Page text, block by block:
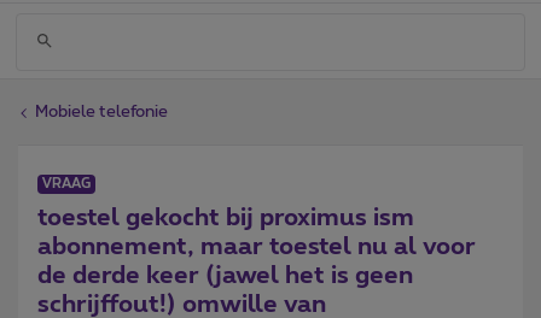
Mobiele telefonie
VRAAG
toestel gekocht bij proximus ism
abonnement, maar toestel nu al voor
de derde keer (jawel het is geen
schrijffout!) omwille van